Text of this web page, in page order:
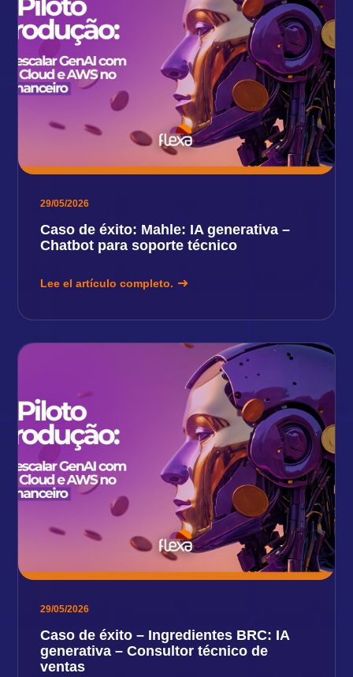
29/05/2026
Caso de éxito: Mahle: IA generativa –
Chatbot para soporte técnico
Lee el artículo completo.
29/05/2026
Caso de éxito – Ingredientes BRC: IA
generativa – Consultor técnico de
ventas